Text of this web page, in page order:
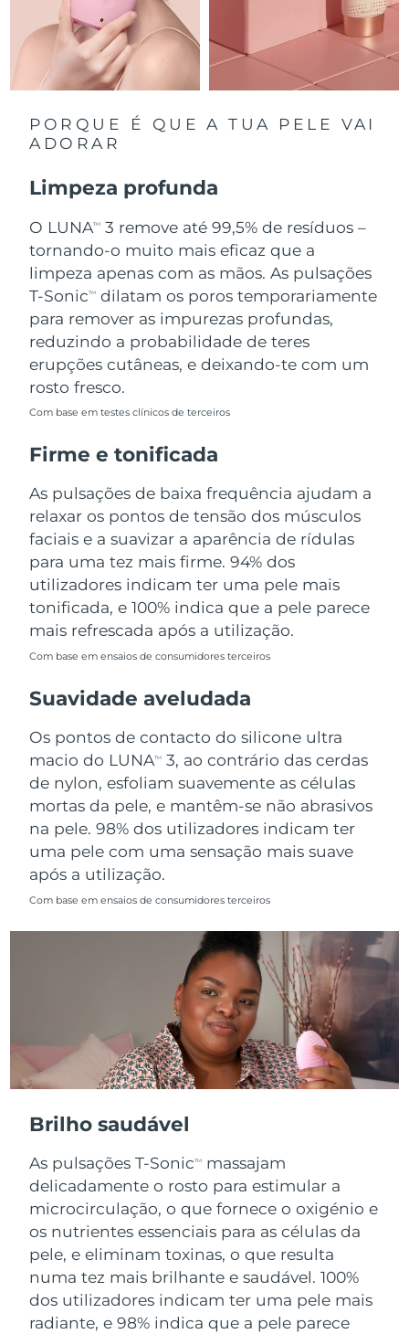
PORQUE É QUE A TUA PELE VAI
ADORAR
Limpeza profunda
O LUNATM
3 remove até 99,5% de resíduos –
tornando-o muito mais eficaz que a
limpeza apenas com as mãos. As pulsações
T-SonicTM
dilatam os poros temporariamente
para remover as impurezas profundas,
reduzindo a probabilidade de teres
erupções cutâneas, e deixando-te com um
rosto fresco.
Com base em testes clínicos de terceiros
Firme e tonificada
As pulsações de baixa frequência ajudam a
relaxar os pontos de tensão dos músculos
faciais e a suavizar a aparência de rídulas
para uma tez mais firme. 94% dos
utilizadores indicam ter uma pele mais
tonificada, e 100% indica que a pele parece
mais refrescada após a utilização.
Com base em ensaios de consumidores terceiros
Suavidade aveludada
Os pontos de contacto do silicone ultra
macio do LUNATM
3, ao contrário das cerdas
de nylon, esfoliam suavemente as células
mortas da pele, e mantêm-se não abrasivos
na pele. 98% dos utilizadores indicam ter
uma pele com uma sensação mais suave
após a utilização.
Com base em ensaios de consumidores terceiros
Brilho saudável
As pulsações T-SonicTM
massajam
delicadamente o rosto para estimular a
microcirculação, o que fornece o oxigénio e
os nutrientes essenciais para as células da
pele, e eliminam toxinas, o que resulta
numa tez mais brilhante e saudável. 100%
dos utilizadores indicam ter uma pele mais
radiante, e 98% indica que a pele parece
Singapura Entrega prevista8/12/26
Eslováquia Entrega prevista8/10/26
Eslovênia Entrega prevista 8/10/26
Coreia do Sul
Espanha Entrega prevista
Suécia Entrega prevista8/10/26
Suíça Entrega prevista
Taiwan
Tailândia
Turquia
Emirados Árabes
Unidos
Entrega prevista 8/11/26
Reino Unido Entrega prevista
Estados Unidos Entrega prevista8/11/26
Uzbequistão Entrega prevista
Vietnã Entrega prevista